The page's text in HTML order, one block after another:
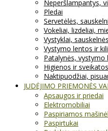
Neperšlampantys,
Pledai
Servetėlės,
Vokeliai, lizdeliai,
Vystyklai, sauskelnės
Vystymo lentos ir
Patalynės, vystymo
Higienos ir
Naktipuodžiai,
JUDĖJIMO PRIEMONĖS
Apsaugos ir priedai
Elektromobiliai
Paspiriamos
Paspirtukai